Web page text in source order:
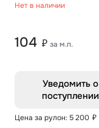
Нет в наличии
104 ₽ за м.п.
Уведомить о
поступлении
Цена за рулон: 5 200 ₽